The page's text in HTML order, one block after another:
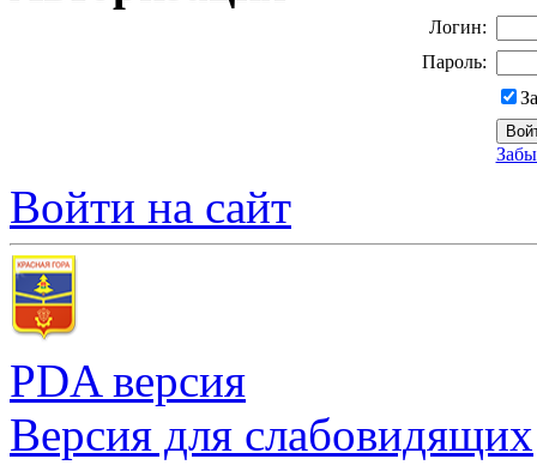
Логин:
Пароль:
Войти на сайт
PDA версия
Версия для слабовидящих